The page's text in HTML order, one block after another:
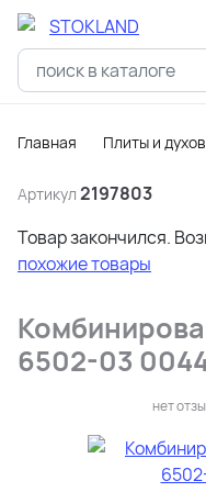
Главная Плиты и
Артикул 2197803
Товар закончился.
похожие товары
6502-03
нет